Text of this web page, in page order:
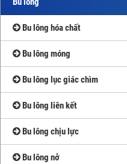
Bu lông hóa chất
Bu lông móng
Bu lông lục giác chìm
Bu lông liên kết
Bu lông chịu lực
Bu lông nở